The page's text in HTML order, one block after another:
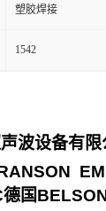
塑胶焊接
1542
波设备有限
德国